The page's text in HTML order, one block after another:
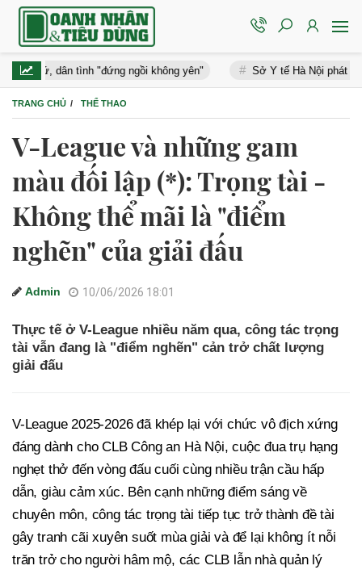
tình "đứng ngồi không yên" Sở Y tế Hà Nội phát cảnh báo
TRANG CHỦ THỂ THAO
V-League và những gam
màu đối lập (*): Trọng tài -
Không thể mãi là "điểm
nghẽn" của giải đấu
Admin 10/06/2026 18:01
Thực tế ở V-League nhiều năm qua, công tác trọng
tài vẫn đang là "điểm nghẽn" cản trở chất lượng
giải đấu
V-League 2025-2026 đã khép lại với chức vô địch xứng
đáng dành cho CLB Công an Hà Nội, cuộc đua trụ hạng
nghẹt thở đến vòng đấu cuối cùng nhiều trận cầu hấp
dẫn, giàu cảm xúc. Bên cạnh những điểm sáng về
chuyên môn, công tác trọng tài tiếp tục trở thành đề tài
gây tranh cãi xuyên suốt mùa giải và để lại không ít nỗi
trăn trở cho người hâm mộ, các CLB lẫn nhà quản lý